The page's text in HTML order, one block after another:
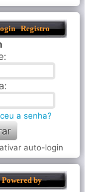
Registro
:
:
a senha?
auto-login
Powered by